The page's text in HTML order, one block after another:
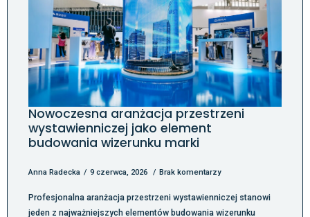
Nowoczesna aranżacja przestrzeni
wystawienniczej jako element
budowania wizerunku marki
Anna Radecka 9 czerwca, 2026 Brak komentarzy
Profesjonalna aranżacja przestrzeni wystawienniczej stanowi
jeden z najważniejszych elementów budowania wizerunku